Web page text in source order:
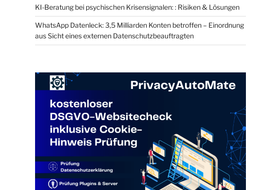
KI-Beratung bei psychischen Krisensignalen: : Risiken & Lösungen
WhatsApp Datenleck: 3,5 Milliarden Konten betroffen – Einordnung
aus Sicht eines externen Datenschutzbeauftragten